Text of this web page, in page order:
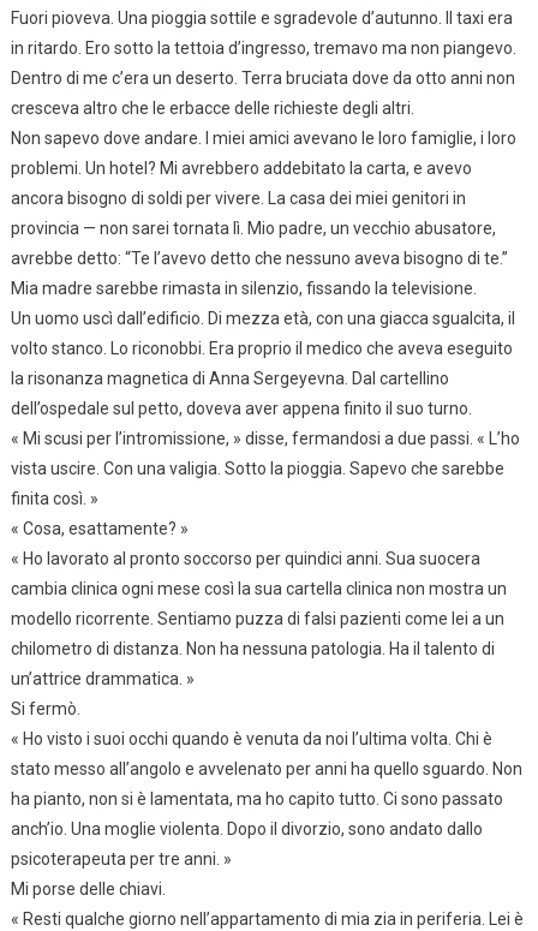
Fuori pioveva. Una pioggia sottile e sgradevole d’autunno. Il taxi era
in ritardo. Ero sotto la tettoia d’ingresso, tremavo ma non piangevo.
Dentro di me c’era un deserto. Terra bruciata dove da otto anni non
cresceva altro che le erbacce delle richieste degli altri.
Non sapevo dove andare. I miei amici avevano le loro famiglie, i loro
problemi. Un hotel? Mi avrebbero addebitato la carta, e avevo
ancora bisogno di soldi per vivere. La casa dei miei genitori in
provincia — non sarei tornata lì. Mio padre, un vecchio abusatore,
avrebbe detto: “Te l’avevo detto che nessuno aveva bisogno di te.”
Mia madre sarebbe rimasta in silenzio, fissando la televisione.
Un uomo uscì dall’edificio. Di mezza età, con una giacca sgualcita, il
volto stanco. Lo riconobbi. Era proprio il medico che aveva eseguito
la risonanza magnetica di Anna Sergeyevna. Dal cartellino
dell’ospedale sul petto, doveva aver appena finito il suo turno.
« Mi scusi per l’intromissione, » disse, fermandosi a due passi. « L’ho
vista uscire. Con una valigia. Sotto la pioggia. Sapevo che sarebbe
finita così. »
« Cosa, esattamente? »
« Ho lavorato al pronto soccorso per quindici anni. Sua suocera
cambia clinica ogni mese così la sua cartella clinica non mostra un
modello ricorrente. Sentiamo puzza di falsi pazienti come lei a un
chilometro di distanza. Non ha nessuna patologia. Ha il talento di
un’attrice drammatica. »
Si fermò.
« Ho visto i suoi occhi quando è venuta da noi l’ultima volta. Chi è
stato messo all’angolo e avvelenato per anni ha quello sguardo. Non
ha pianto, non si è lamentata, ma ho capito tutto. Ci sono passato
anch’io. Una moglie violenta. Dopo il divorzio, sono andato dallo
psicoterapeuta per tre anni. »
Mi porse delle chiavi.
« Resti qualche giorno nell’appartamento di mia zia in periferia. Lei è